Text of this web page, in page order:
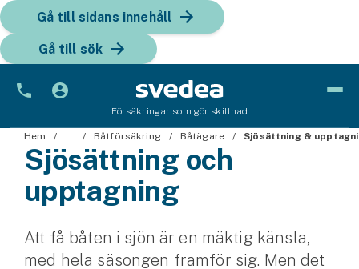
Gå till sidans innehåll
Gå till sök
Försäkringar som gör skillnad
Bil
Bilförsäkring
Fordon
Hem ... Båtförsäkring Båtägare Sjösättning &
Sjösättning och
upptagning
Att få båten i sjön är en mäktig känsla,
med hela säsongen framför sig. Men det